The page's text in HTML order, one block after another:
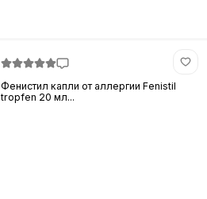
Фенистил капли от аллергии Fenistil
tropfen 20 мл...